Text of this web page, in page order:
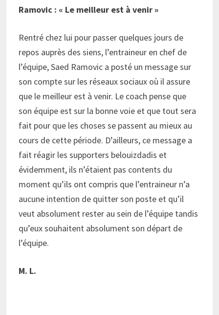
Ramovic : « Le meilleur est à venir »
Rentré chez lui pour passer quelques jours de
repos auprès des siens, l’entraineur en chef de
l’équipe, Saed Ramovic a posté un message sur
son compte sur les réseaux sociaux où il assure
que le meilleur est à venir. Le coach pense que
son équipe est sur la bonne voie et que tout sera
fait pour que les choses se passent au mieux au
cours de cette période. D’ailleurs, ce message a
fait réagir les supporters belouizdadis et
évidemment, ils n’étaient pas contents du
moment qu’ils ont compris que l’entraineur n’a
aucune intention de quitter son poste et qu’il
veut absolument rester au sein de l’équipe tandis
qu’eux souhaitent absolument son départ de
l’équipe.
M. L.